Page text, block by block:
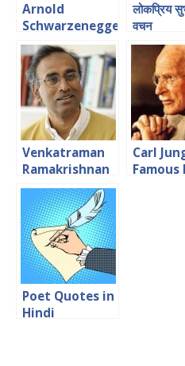
Arnold
Schwarzenegger
Quotes in
Hindi अरनॉल्ड
श्वाज़नेजर के अनमोल
वचन
लोकप्रिय
वचन
Venkatraman
Ramakrishnan
Hindi Quotes
Carl
Famous
Poet Quotes in
Hindi